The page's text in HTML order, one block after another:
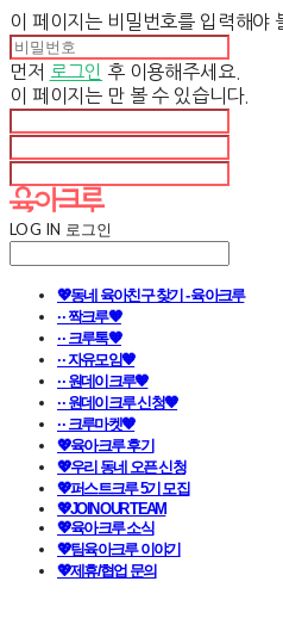
이 페이지는 비밀번호를 입력해야
먼저 로그인 후 이용해주세요.
이 페이지는 만 볼 수 있습니다.
LOG IN 로그인
💖동네 육아친구 찾기 - 육아크루
· · 짝크루🧡
· · 크루톡🧡
· · 자유모임🧡
· · 원데이크루🧡
· · 원데이크루 신청🧡
· · 크루마켓🧡
💖육아크루 후기
💖우리 동네 오픈 신청
💖퍼스트크루 5기 모집
💖JOIN OUR TEAM
💖육아크루 소식
💖팀육아크루 이야기
💖제휴/협업 문의